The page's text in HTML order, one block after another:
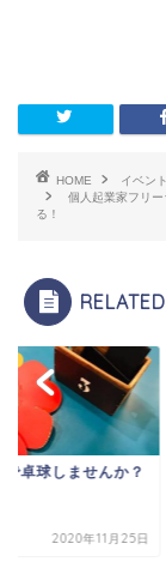
HOME
イベント
個人起業家フリ
る！
で卓球しませんか？
2020年11月25日